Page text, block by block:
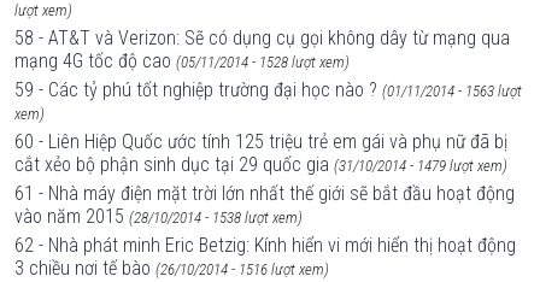
lượt xem)
58 - AT&T và Verizon: Sẽ có dụng cụ gọi không dây từ mạng qua
mạng 4G tốc độ cao (05/11/2014 - 1528 lượt xem)
59 - Các tỷ phú tốt nghiệp trường đại học nào ? (01/11/2014 - 1563 lượt
xem)
60 - Liên Hiệp Quốc ước tính 125 triệu trẻ em gái và phụ nữ đã bị
cắt xẻo bộ phận sinh dục tại 29 quốc gia (31/10/2014 - 1479 lượt xem)
61 - Nhà máy điện mặt trời lớn nhất thế giới sẽ bắt đầu hoạt động
vào năm 2015 (28/10/2014 - 1538 lượt xem)
62 - Nhà phát minh Eric Betzig: Kính hiển vi mới hiển thị hoạt động
3 chiều nơi tế bào (26/10/2014 - 1516 lượt xem)